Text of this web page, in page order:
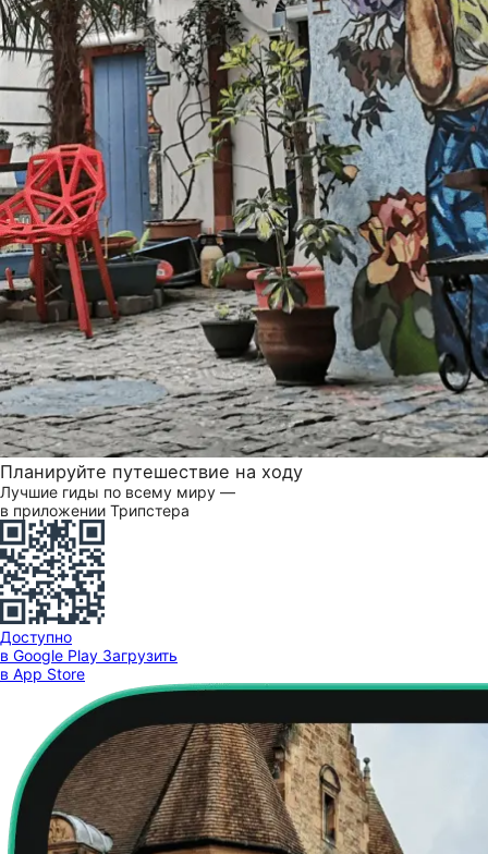
Планируйте путешествие на ходу
Лучшие гиды по всему миру —
в приложении Трипстера
Доступно
в Google Play Загрузить
в App Store